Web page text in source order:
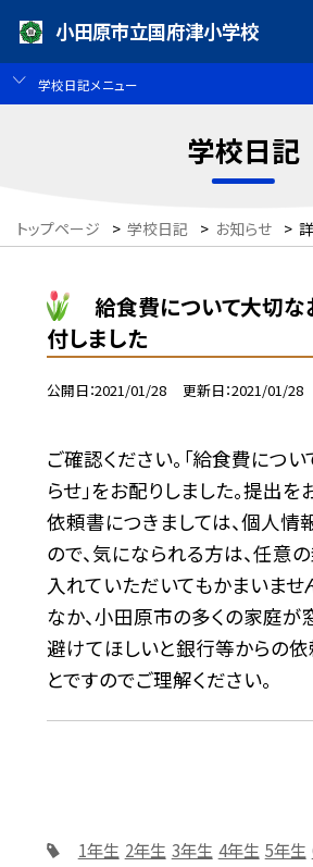
小田原市立国府津小学校
学校日記メニュー
学校日記
トップページ > 学校日記 > お知らせ >
給食費について大切な
付しました
公開日 2021/01/28 更新日 2021/01/28
ご確認ください。「給食費につ
らせ」をお配りしました。提出
依頼書につきましては、個人情
ので、気になられる方は、任意
入れていただいてもかまいませ
なか、小田原市の多くの家庭が
避けてほしいと銀行等からの依
とですのでご理解ください。
1年生 2年生 3年生 4年生 5年生